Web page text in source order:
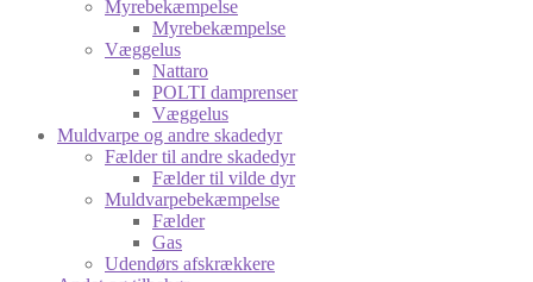
Myrebekæmpelse
Myrebekæmpelse
Væggelus
Nattaro
POLTI damprenser
Væggelus
Muldvarpe og andre skadedyr
Fælder til andre skadedyr
Fælder til vilde dyr
Muldvarpebekæmpelse
Fælder
Gas
Udendørs afskrækkere